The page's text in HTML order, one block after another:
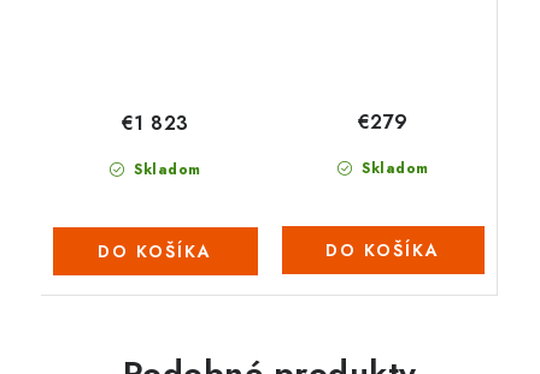
Skladom
€1 823
DO KOŠÍKA
Skladom
€279
DO KOŠÍKA